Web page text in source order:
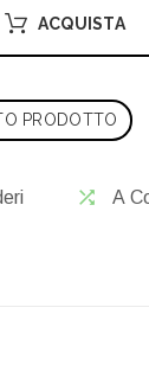
ACQUISTA
PRODOTTO
A